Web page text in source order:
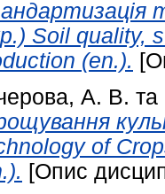
Soil quality,
(en.).
А. В. та
of
[Опис